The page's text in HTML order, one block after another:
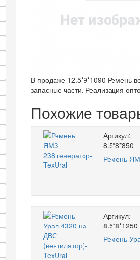
В продаже 12.5*9*1090 Ремень
запасные части. Реализация
Похожие
Артикул:
8.5*8*850
Ремень
Артикул:
8.5*8*1250
Ремень